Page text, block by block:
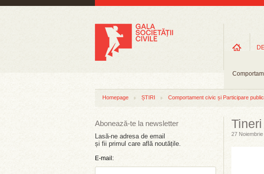
Homepage ȘTIRI Comportament civic și Participare
Abonează-te la newsletter
Lasă-ne adresa de email
și fii primul care află noutățile.
E-mail:
27